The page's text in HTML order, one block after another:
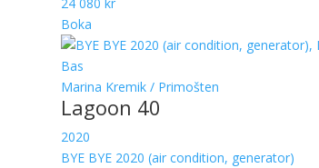
24 080 kr
Boka
Bas
Marina Kremik / Primošten
Lagoon 40
2020
BYE BYE 2020 (air condition, generator)